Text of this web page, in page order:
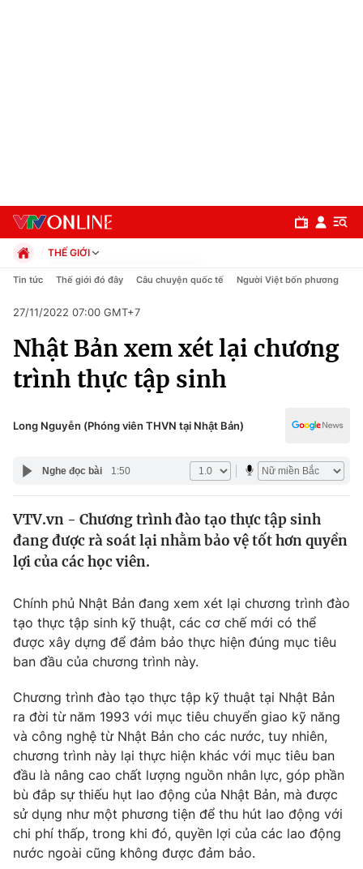
Chuyên mục
Chính trị
Pháp luật
Thế giới
Thế giới đó đây
Câu chuyện quốc tế
Kinh tế
Tài chính
Thị trường
Góc doanh nghiệp
Dữ liệu và đời sống
Truyền hình
Phim VTV
Hậu trường
Nhân vật
Khán giả
Giải sao mai
Giải trí
Điện ảnh
Âm nhạc
Sao
Đời sống
Du lịch
Làm đẹp
Giáo dục
THẾ GIỚI
Chính trị
Pháp luật
Kinh tế
Thể thao
Truyền hình
Y tế
Công nghệ
Tin tức Thế giới đó đây Câu chuyện quốc tế Người Việt bốn phương
27/11/2022 07:00 GMT+7
Nhật Bản xem xét lại chương
trình thực tập sinh
Long Nguyễn (Phóng viên THVN tại Nhật Bản)
Nghe đọc bài 1:50
VTV.vn - Chương trình đào tạo thực tập sinh
đang được rà soát lại nhằm bảo vệ tốt hơn quyền
lợi của các học viên.
Chính phủ Nhật Bản đang xem xét lại chương trình đào
tạo thực tập sinh kỹ thuật, các cơ chế mới có thể
được xây dựng để đảm bảo thực hiện đúng mục tiêu
ban đầu của chương trình này.
Chương trình đào tạo thực tập kỹ thuật tại Nhật Bản
ra đời từ năm 1993 với mục tiêu chuyển giao kỹ năng
và công nghệ từ Nhật Bản cho các nước, tuy nhiên,
chương trình này lại thực hiện khác với mục tiêu ban
đầu là nâng cao chất lượng nguồn nhân lực, góp phần
bù đắp sự thiếu hụt lao động của Nhật Bản, mà được
sử dụng như một phương tiện để thu hút lao động với
chi phí thấp, trong khi đó, quyền lợi của các lao động
nước ngoài cũng không được đảm bảo.